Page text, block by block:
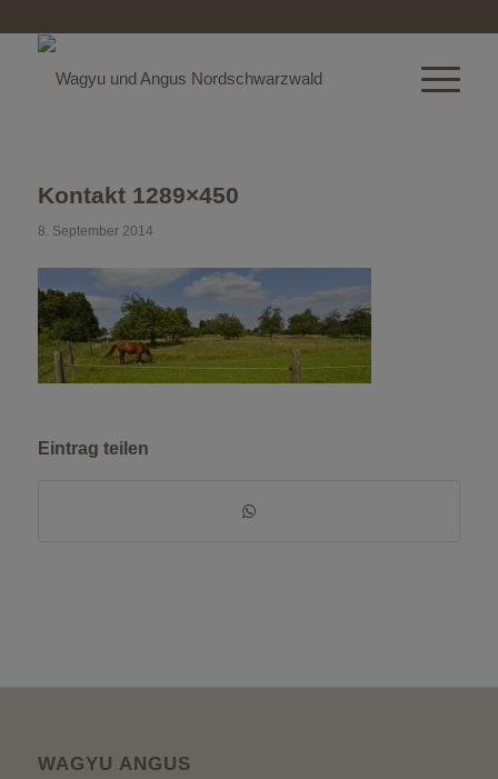
Kontakt 1289×450
8. September 2014
Eintrag teilen
WAGYU ANGUS